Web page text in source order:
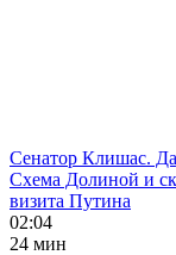
Сенатор Клишас.
Схема Долиной и
визита Путина
02:04
24 мин